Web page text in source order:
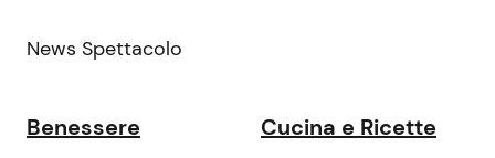
News Spettacolo
Benessere Cucina e Ricette